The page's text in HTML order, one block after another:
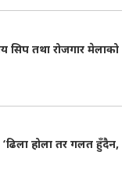
सिप तथा रोजगार मेलाको
‘ढिला होला तर गलत हुँदैन,